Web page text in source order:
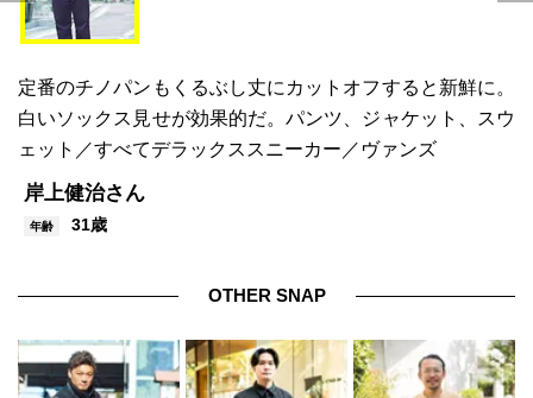
定番のチノパンもくるぶし丈にカットオフすると新鮮に。
白いソックス見せが効果的だ。パンツ、ジャケット、スウ
ェット／すべてデラックススニーカー／ヴァンズ
岸上健治さん
年齢 31歳
OTHER SNAP